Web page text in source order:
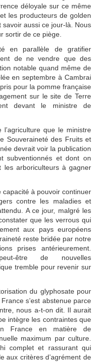
déloyale sur ce même
les producteurs de golden
savoir aussi ce jour-là. Nous
sortir de ce piège.
en parallèle de gratifier
de ne vendre que des
notable quand même de
en septembre à Cambrai
pour la pomme française
sur le site de Terre
devant le ministre de
que le ministre
Souveraineté des Fruits et
devrait voir la publication
subventionnés et dont on
les arboriculteurs à gagner
capacité à pouvoir continuer
contre les maladies et
A ce jour, malgré les
que les verrous qui
aux pays européens
reste bridée par notre
prises antérieurement.
être de nouvelles
tremble pour revenir sur
du glyphosate pour
s’est abstenue parce
nous a-t-on dit. Il aurait
intègre les contraintes que
France en matière de
maximum par culture.
complet et rassurant qui
aux critères d’agrément de